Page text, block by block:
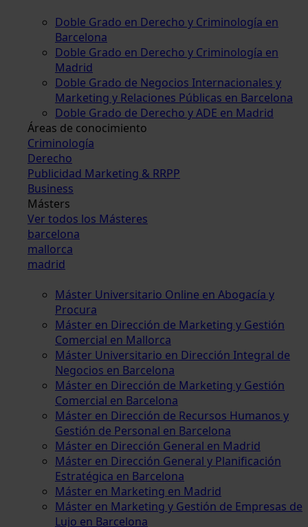
Doble Grado en Derecho y Criminología en
Barcelona
Doble Grado en Derecho y Criminología en
Madrid
Doble Grado de Negocios Internacionales y
Marketing y Relaciones Públicas en Barcelona
Doble Grado de Derecho y ADE en Madrid
Áreas de conocimiento
Criminología
Derecho
Publicidad Marketing & RRPP
Business
Másters
Ver todos los Másteres
barcelona
mallorca
madrid
Máster Universitario Online en Abogacía y
Procura
Máster en Dirección de Marketing y Gestión
Comercial en Mallorca
Máster Universitario en Dirección Integral de
Negocios en Barcelona
Máster en Dirección de Marketing y Gestión
Comercial en Barcelona
Máster en Dirección de Recursos Humanos y
Gestión de Personal en Barcelona
Máster en Dirección General en Madrid
Máster en Dirección General y Planificación
Estratégica en Barcelona
Máster en Marketing en Madrid
Máster en Marketing y Gestión de Empresas de
Lujo en Barcelona